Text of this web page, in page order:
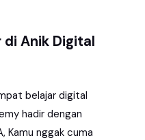
di Anik Digital
belajar digital
hadir dengan
Kamu nggak cuma